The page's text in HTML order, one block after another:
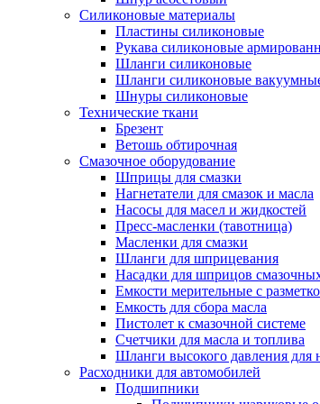
Силиконовые материалы
Пластины силиконовые
Рукава силиконовые
Шланги силиконовые
Шланги силиконовые
Шнуры силиконовые
Технические ткани
Брезент
Ветошь обтирочная
Смазочное оборудование
Шприцы для смазки
Нагнетатели для смазок и масла
Насосы для масел и жидкостей
Пресс-масленки (тавотница)
Масленки для смазки
Шланги для шприцевания
Насадки для шприцов
Емкости мерительные с
Емкость для сбора масла
Пистолет к смазочной системе
Счетчики для масла и топлива
Шланги высокого давления для
Расходники для автомобилей
Подшипники